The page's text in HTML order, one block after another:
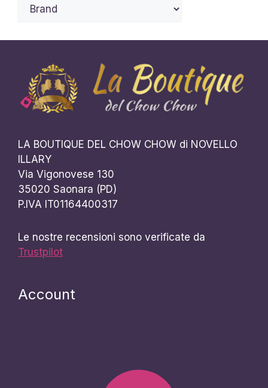
LA BOUTIQUE DEL CHOW CHOW di NOVELLO
ILLARY
Via Vigonovese 130
35020 Saonara (PD)
P.IVA IT01164400317
Le nostre recensioni sono verificate da
Trustpilot
Account